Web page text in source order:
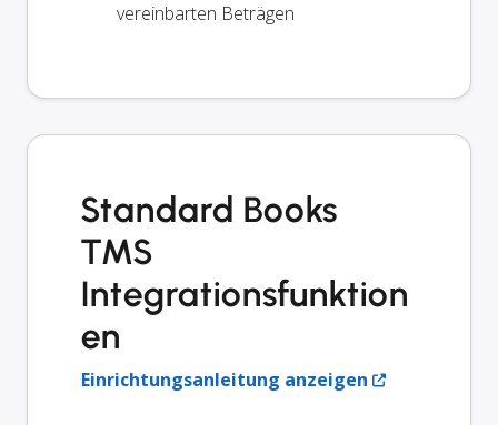
vereinbarten Beträgen
Standard Books
TMS
Integrationsfunktion
en
Einrichtungsanleitung anzeigen